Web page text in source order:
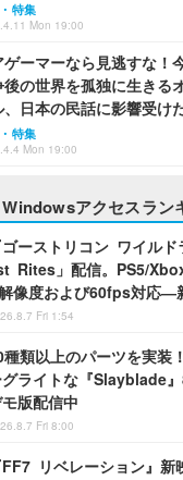
特集
Mon 19:00
ゲーマーなら見逃すな
後の世界を孤独に生きる
、日本の民話に影響受け
特集
Mon 19:00
Windowsアクセスラン
ゴーストリコン ワイルド
Rites」配信。PS5/
像度および60fps対応―
Fri 1:54
種類以上のパーツを実装
グライトな『Slayblade』
版配信中
Fri 8:00
FF7 リベレーション』